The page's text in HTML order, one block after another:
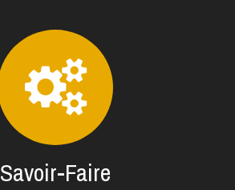
Savoir-Faire